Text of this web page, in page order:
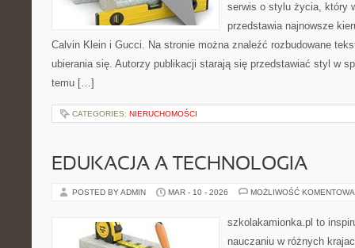
serwis o stylu życia, który
przedstawia najnowsze
Calvin Klein i Gucci. Na stronie można znaleźć rozbudowane
ubierania się. Autorzy publikacji starają się przedstawiać styl w
temu […]
CATEGORIES: NIERUCHOMOŚCI
EDUKACJA A TECHNOLOGIA
POSTED BY ADMIN MAR - 10 - 2026 MOŻLIWOŚĆ
szkolakamionka.pl to
nauczaniu w różnych